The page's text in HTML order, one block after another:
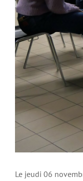
Le jeudi 06